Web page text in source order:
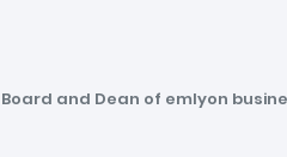
and Dean of emlyon